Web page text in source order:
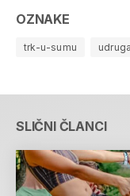
OZNAKE
trk-u-sumu
SLIČNI ČLANCI